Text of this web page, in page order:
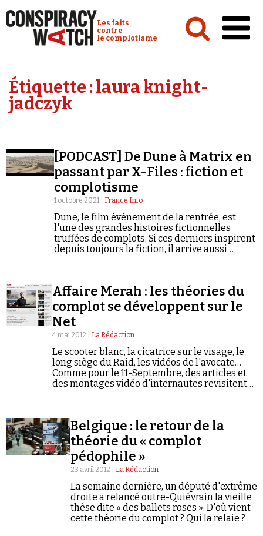
Conspiracy Watch :
Les faits
contre
le complotisme
Analyses
Émissions
Revues de presse
Newsletter
Faire un don
Demander à Vera
Étiquette :laura knight-
jadczyk
[PODCAST] De Dune à Matrix en
passant par X-Files : fiction et
complotisme
1 octobre 2021 | France Info
Dune, le film événement de la rentrée, est
l'une des grandes histoires fictionnelles
truffées de complots. Si ces derniers inspirent
depuis toujours la fiction, il arrive aussi
Affaire Merah : les théories du
complot se développent sur le
Net
4 mai 2012 | La Rédaction
Le scooter blanc, la cicatrice sur le visage, le
long siège du Raid, les vidéos de l'avocate…
Comme pour le 11-Septembre, des articles et
des montages vidéo d'internautes revisitent
Belgique : le retour de la
théorie du « complot
pédophile »
23 avril 2012 | La Rédaction
La semaine dernière, un député d'extrême
droite a relancé outre-Quiévrain la vieille
thèse dite « des ballets roses ». D'où vient
cette théorie du complot ? Qui la relaie ?